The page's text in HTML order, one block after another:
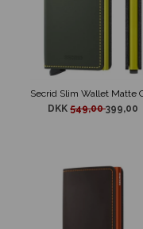
DKK549,00399,00